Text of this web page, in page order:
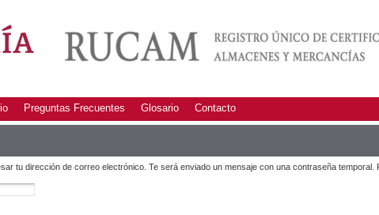
Preguntas Frecuentes Glosario Contacto
tu dirección de correo electrónico. Te será enviado un mensaje con una contraseña temporal.